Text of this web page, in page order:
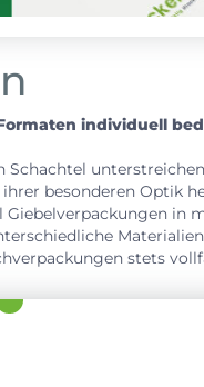
individuell
Schachtel
besonderen Optik
in
stets